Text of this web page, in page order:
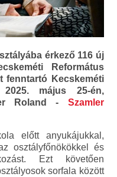
érkező 116 új
Református
fenntartó Kecskeméti
2025. május 25-én,
Roland - Szamler
előtt anyukájukkal,
osztályfőnökökkel és
Ezt követően
sorfala között